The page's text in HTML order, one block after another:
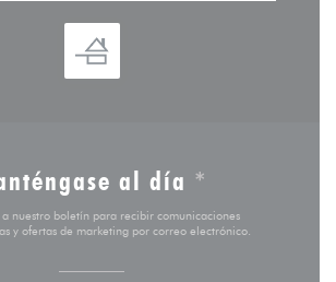
al día *
a nuestro boletín para recibir comunicaciones
y ofertas de marketing por correo electrónico.